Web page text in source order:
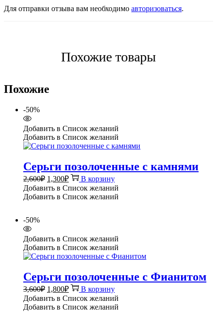
Для отправки отзыва вам необходимо авторизоваться.
Похожие товары
Похожие
-50%
Добавить в Список желаний
Добавить в Список желаний
Серьги позолоченные с камнями
2,600₽ Первоначальная
цена
составляла
1,300₽Текущая
цена:
1,300₽.
В корзину
Добавить в Список желаний
Добавить в Список желаний
-50%
Добавить в Список желаний
Добавить в Список желаний
Серьги позолоченные с Фианитом
3,600₽ Первоначальная
цена
составляла
1,800₽Текущая
цена:
1,800₽.
В корзину
Добавить в Список желаний
Добавить в Список желаний